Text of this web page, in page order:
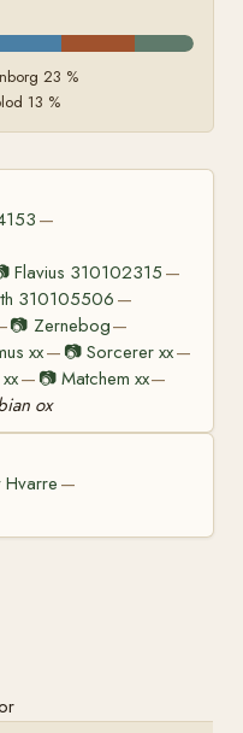
23 %
13 %
—
Flavius 310102315 —
310105506 —
📷 Zernebog—
xx— 📷Sorcerer xx—
— 📷 Matchem xx—
ox
Hvarre—